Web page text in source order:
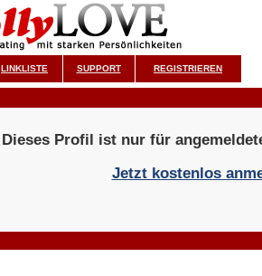
LINKLISTE SUPPORT REGISTRIEREN
Dieses Profil ist nur für
Jetzt kostenlos